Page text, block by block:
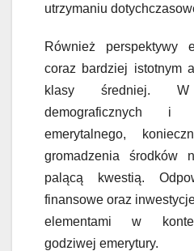
utrzymaniu
Również perspektywy
coraz bardziej istotnym
klasy średniej.
demograficznych i
emerytalnego,
gromadzenia środków
palącą kwestią.
finansowe oraz
elementami w
godziwej emerytury.